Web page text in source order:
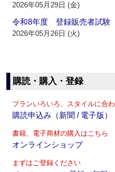
2026年05月29日 (金)
令和8年度 登録販売者試
2026年05月26日 (火)
購読・購入・登録
プランいろいろ、スタイルに合
購読申込み（新聞 / 電子版）
書籍、電子商材の購入はこちら
オンラインショップ
まずはご登録ください